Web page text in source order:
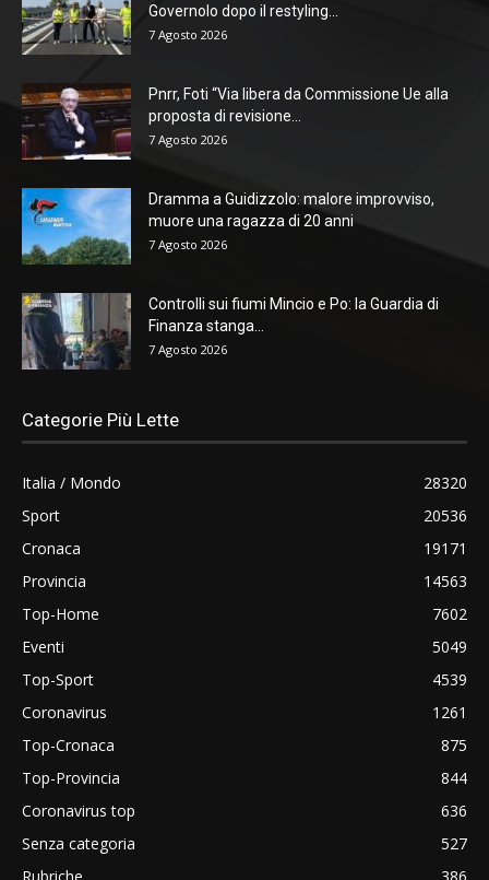
Governolo dopo il restyling...
7 Agosto 2026
Pnrr, Foti “Via libera da Commissione Ue alla
proposta di revisione...
7 Agosto 2026
Dramma a Guidizzolo: malore improvviso,
muore una ragazza di 20 anni
7 Agosto 2026
Controlli sui fiumi Mincio e Po: la Guardia di
Finanza stanga...
7 Agosto 2026
Categorie Più Lette
Italia / Mondo
28320
Sport
20536
Cronaca
19171
Provincia
14563
Top-Home
7602
Eventi
5049
Top-Sport
4539
Coronavirus
1261
Top-Cronaca
875
Top-Provincia
844
Coronavirus top
636
Senza categoria
527